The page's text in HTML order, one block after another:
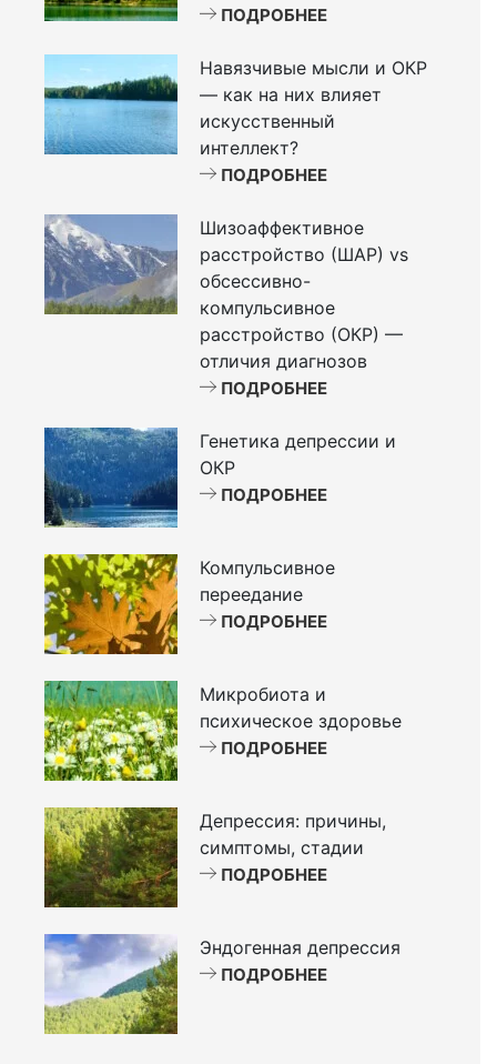
ПОДРОБНЕЕ
Навязчивые мысли и ОКР
— как на них влияет
искусственный
интеллект?
ПОДРОБНЕЕ
Шизоаффективное
расстройство (ШАР) vs
обсессивно-
компульсивное
расстройство (ОКР) —
отличия диагнозов
ПОДРОБНЕЕ
Генетика депрессии и
ОКР
ПОДРОБНЕЕ
Компульсивное
переедание
ПОДРОБНЕЕ
Микробиота и
психическое здоровье
ПОДРОБНЕЕ
Депрессия: причины,
симптомы, стадии
ПОДРОБНЕЕ
Эндогенная депрессия
ПОДРОБНЕЕ